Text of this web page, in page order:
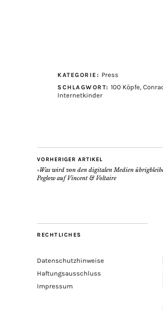
KATEGORIE: Press
SCHLAGWORT: 100 Köpfe,
Internetkinder
VORHERIGER ARTIKEL
»Was wird von den digitalen Medien
Peglow auf Vincent & Voltaire
RECHTLICHES
Datenschutzhinweise
Haftungsausschluss
Impressum